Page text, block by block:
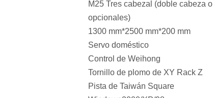
M25 Tres cabezal (doble cabeza
opcionales)
1300 mm*2500 mm*200 mm
Servo doméstico
Control de Weihong
Tornillo de plomo de XY Rack Z
Pista de Taiwán Square